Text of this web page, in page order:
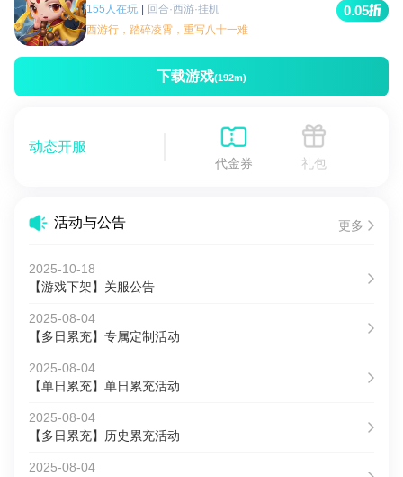
155人在玩 | 回合·西游·挂机
西游行，踏碎凌霄，重写八十一难
0.05
下载游戏(192m)
动态开服
代金券 礼包
活动与公告 更多
2025-10-18
【游戏下架】关服公告
2025-08-04
【多日累充】专属定制活动
2025-08-04
【单日累充】单日累充活动
2025-08-04
【多日累充】历史累充活动
2025-08-04